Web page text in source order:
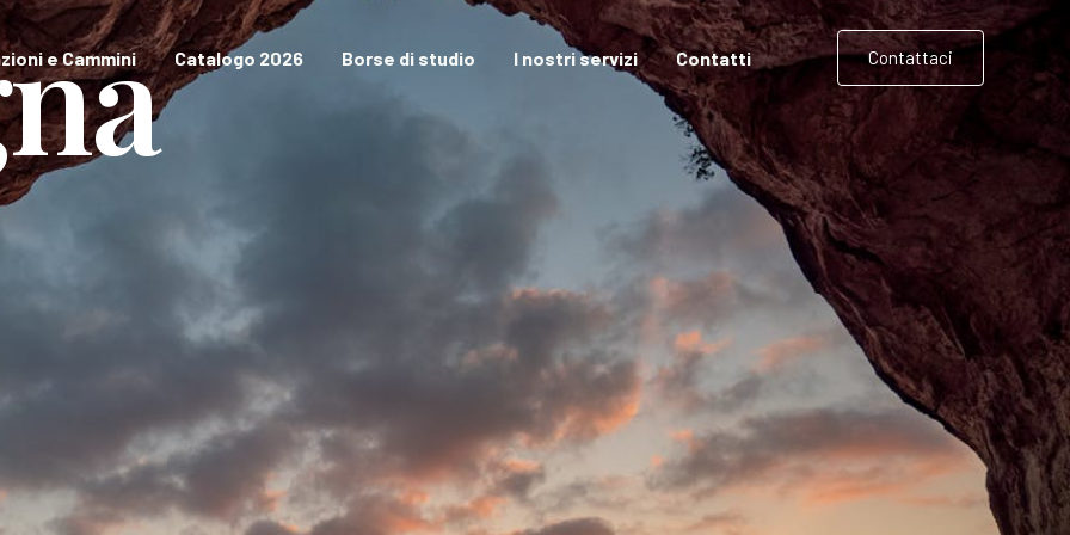
e Cammini Catalogo 2026 Borse di studio I nostri servizi Contatti Contattaci